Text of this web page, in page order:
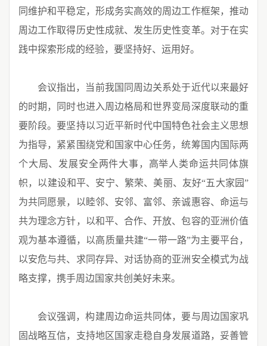
同维护和平稳定，形成务实高效的周边工作框架，推动
周边工作取得历史性成就、发生历史性变革。对于在实
践中探索形成的经验，要坚持好、运用好。
会议指出，当前我国同周边关系处于近代以来最好
的时期，同时也进入周边格局和世界变局深度联动的重
要阶段。要坚持以习近平新时代中国特色社会主义思想
为指导，紧紧围绕党和国家中心任务，统筹国内国际两
个大局、发展安全两件大事，高举人类命运共同体旗
帜，以建设和平、安宁、繁荣、美丽、友好“五大家园”
为共同愿景，以睦邻、安邻、富邻、亲诚惠容、命运与
共为理念方针，以和平、合作、开放、包容的亚洲价值
观为基本遵循，以高质量共建“一带一路”为主要平台，
以安危与共、求同存异、对话协商的亚洲安全模式为战
略支撑，携手周边国家共创美好未来。
会议强调，构建周边命运共同体，要与周边国家巩
固战略互信，支持地区国家走稳自身发展道路，妥善管